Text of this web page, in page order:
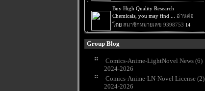
Group Blog
Comics-Anime-LightNovel News (6)
2024-2026
Comics-Anime-LN-Novel License (2)
2024-2026